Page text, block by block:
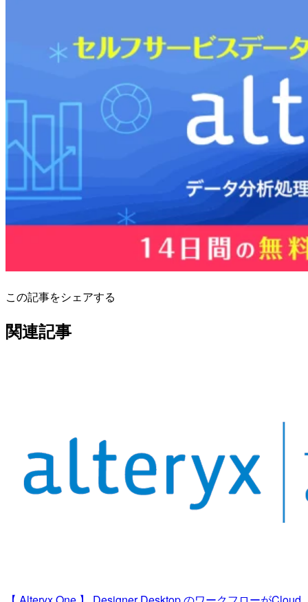
この記事をシェアする
関連記事